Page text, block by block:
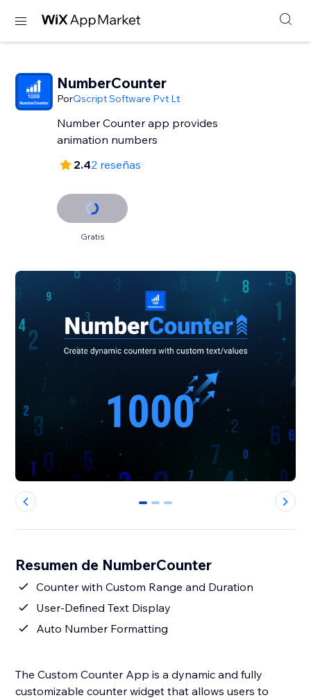
NumberCounter
PorQscript Software Pvt Lt
Number Counter app provides
2.42 reseñas
Gratis
0 1 2
Resumen de NumberCounter
Counter with Custom Range and Duration
User-Defined Text Display
Auto Number Formatting
The Custom Counter App is a dynamic and fully
customizable counter widget that allows users to